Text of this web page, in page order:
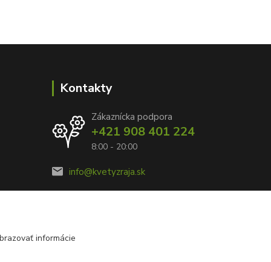
Kontakty
Zákaznícka podpora
+421 908 401 224
8:00 - 20:00
info@kvetyzraja.sk
informácie